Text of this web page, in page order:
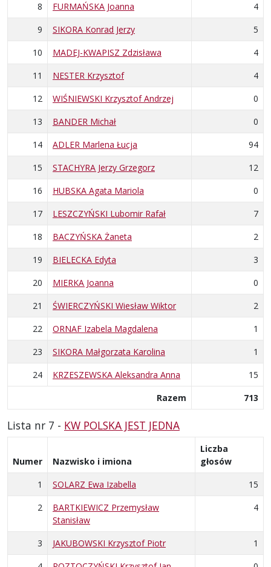
8 FURMAŃSKA Joanna
4
9
SIKORA Konrad Jerzy
5
10
MADEJ-KWAPISZ Zdzisława
4
11
NESTER Krzysztof
4
12
WIŚNIEWSKI Krzysztof Andrzej
0
13
BANDER Michał
0
14
ADLER Marlena Łucja
94
15
STACHYRA Jerzy Grzegorz
12
16
HUBSKA Agata Mariola
0
17
LESZCZYŃSKI Lubomir Rafał
7
18
BACZYŃSKA Żaneta
2
19
BIELECKA Edyta
3
20
MIERKA Joanna
0
21
ŚWIERCZYŃSKI Wiesław Wiktor
2
22
ORNAF Izabela Magdalena
1
23
SIKORA Małgorzata Karolina
1
24
KRZESZEWSKA Aleksandra Anna
15
Razem
713
Lista nr 7 - KW POLSKA JEST JEDNA
Numer Nazwisko i imiona
Liczba
głosów
1
SOLARZ Ewa Izabella
15
2
BARTKIEWICZ Przemysław
Stanisław
4
3 JAKUBOWSKI Krzysztof Piotr
1